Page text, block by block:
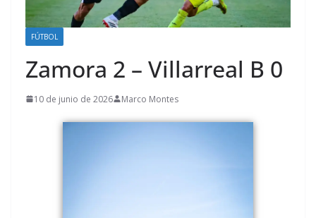
FÚTBOL
Zamora 2 – Villarreal B 0
10 de junio de 2026 Marco Montes